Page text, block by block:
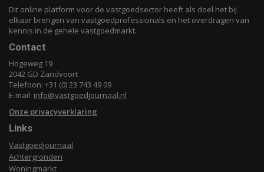
Dit online platform voor de vastgoedsector heeft als doel het bij
elkaar brengen van vastgoedprofessionals en het overdragen van
kennis in de gehele vastgoedmarkt.
Contact
Hogeweg 19
2042 GD Zandvoort
Telefoon: +31 (0) 23 743 49 09
E-mail: info@vastgoedjournaal.nl
Onze privacyverklaring
Links
Vastgoedjournaal
Achtergronden
Woningmarkt